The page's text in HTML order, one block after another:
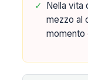
✓ Nella vita
mezzo al
momento